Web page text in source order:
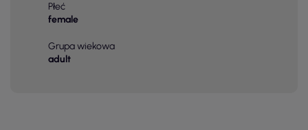
Płeć
female
Grupa wiekowa
adult